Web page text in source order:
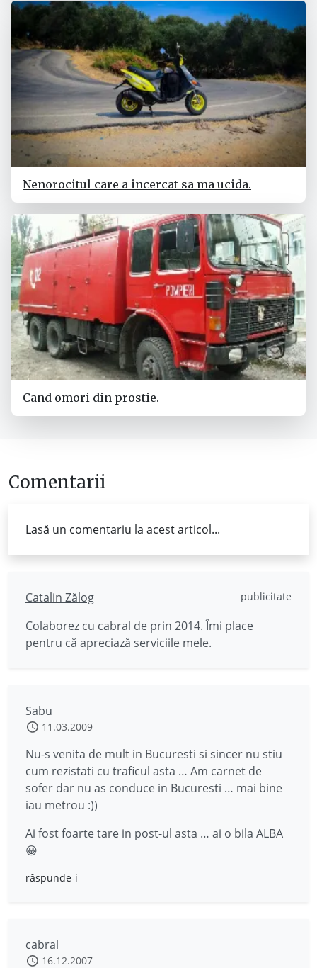
Nenorocitul care a incercat sa ma ucida.
Cand omori din prostie.
Comentarii
Lasă un comentariu la acest articol...
Catalin Zălog publicitate
Colaborez cu cabral de prin 2014. Îmi place
pentru că apreciază serviciile mele.
Sabu
11.03.2009
Nu-s venita de mult in Bucuresti si sincer nu stiu
cum rezistati cu traficul asta … Am carnet de
sofer dar nu as conduce in Bucuresti … mai bine
iau metrou :))
Ai fost foarte tare in post-ul asta … ai o bila ALBA
😀
răspunde-i
cabral
16.12.2007